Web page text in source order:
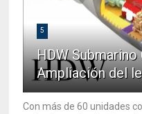
5
HDW Submarino
Ampliación del
Con más de 60 unidades